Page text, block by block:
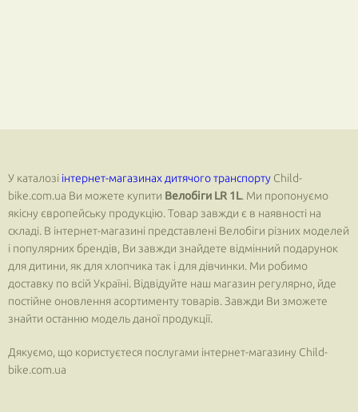
У каталозі інтернет-магазинах дитячого транспорту Child-
bike.com.ua Ви можете купити Велобіги LR 1L. Ми пропонуємо
якісну європейську продукцію. Товар завжди є в наявності на
складі. В інтернет-магазині представлені Велобіги різних моделей
і популярних брендів, Ви завжди знайдете відмінний подарунок
для дитини, як для хлопчика так і для дівчинки. Ми робимо
доставку по всій Україні. Відвідуйте наш магазин регулярно, йде
постійне оновлення асортименту товарів. Завжди Ви зможете
знайти останню модель даної продукції.
Дякуємо, що користуєтеся послугами інтернет-магазину Child-
bike.com.ua